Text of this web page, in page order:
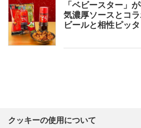
「ベビースター」
気濃厚ソースとコ
ビールと相性ピッタ
クッキーの使用について